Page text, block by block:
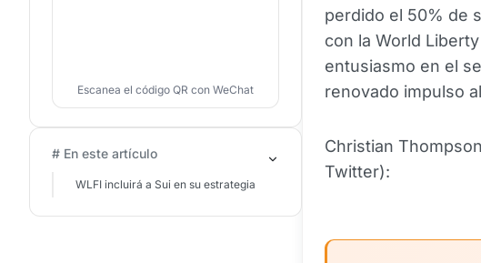
perdido el 50% de
con la World
entusiasmo en el
renovado impulso
Christian
Twitter):
Escanea el código QR con WeChat
# En este artículo
WLFI incluirá a Sui en su estrategia